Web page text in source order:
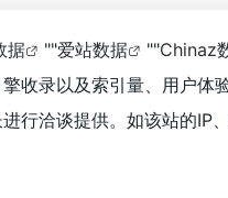
据 ""爱站数据 ""Chinaz
收录以及索引量、用户体
行洽谈提供。如该站的IP